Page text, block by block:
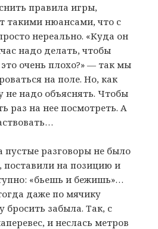
правила игры,
такими нюансами, что с
нереально. «Куда он
надо делать, чтобы
очень плохо?» — так мы
на поле. Но, как
не надо объяснять. Чтобы
раз на нее посмотреть. А
разговоры не было
поставили на позицию и
«бьешь и бежишь»…
даже по мячику
бросить забыла. Так, с
и неслась метров